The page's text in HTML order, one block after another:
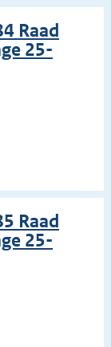
Raad
25-
Raad
25-